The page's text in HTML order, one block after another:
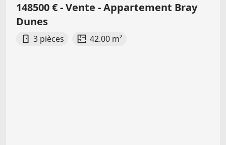
148500 € - Vente - Appartement Bray
Dunes
3 pièces 42.00 m²